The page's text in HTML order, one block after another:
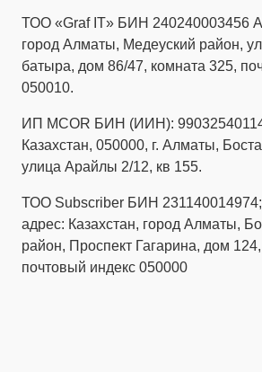
ТОО «Graf IT» БИН 240240003456
город Алматы, Медеуский район,
батыра, дом 86/47, комната 325,
050010.
ИП MCOR БИН (ИИН):
Казахстан, 050000, г. Алматы,
улица Арайлы 2/12, кв 155.
ТОО Subscriber БИН
адрес: Казахстан, город Алматы,
район, Проспект Гагарина, дом
почтовый индекс 050000